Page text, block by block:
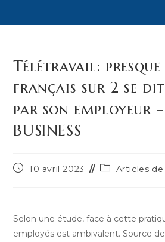
Télétravail:
français sur 2 se
par son employeur
BUSINESS
Publication
10 avril 2023
PostArticles
Selon une étude, face à cette
employés est ambivalent. Source